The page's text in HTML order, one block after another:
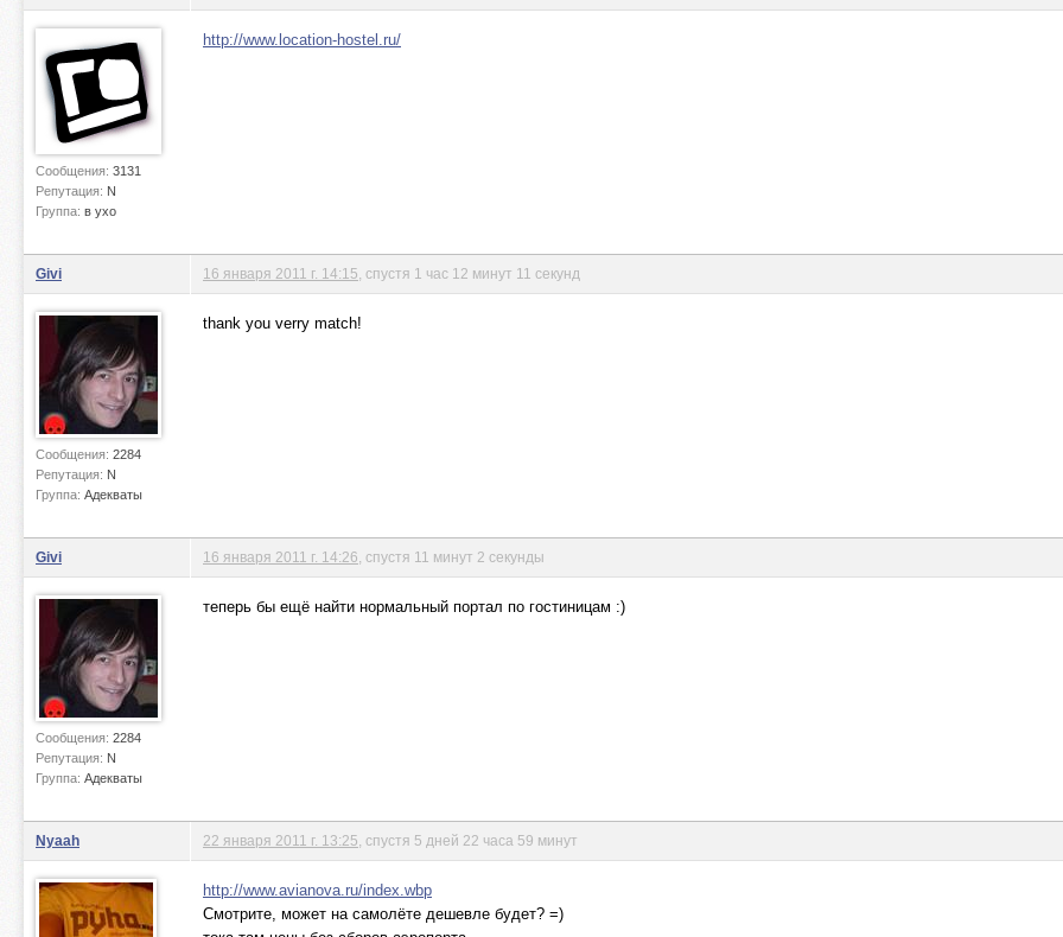
Сообщения: 3131
Репутация: N
Группа: в ухо
http://www.location-hostel.ru/
Givi
Сообщения: 2284
Репутация: N
Группа: Адекваты
16 января 2011 г. 14:15 , спустя 1 час 12 минут 11 секунд
thank you verry match!
Givi
Сообщения: 2284
Репутация: N
Группа: Адекваты
16 января 2011 г. 14:26 , спустя 11 минут 2 секунды
теперь бы ещё найти нормальный портал по гостиницам :)
Nyaah 22 января 2011 г. 13:25 , спустя 5 дней 22 часа 59 минут
http://www.avianova.ru/index.wbp
Смотрите, может на самолёте дешевле будет? =)